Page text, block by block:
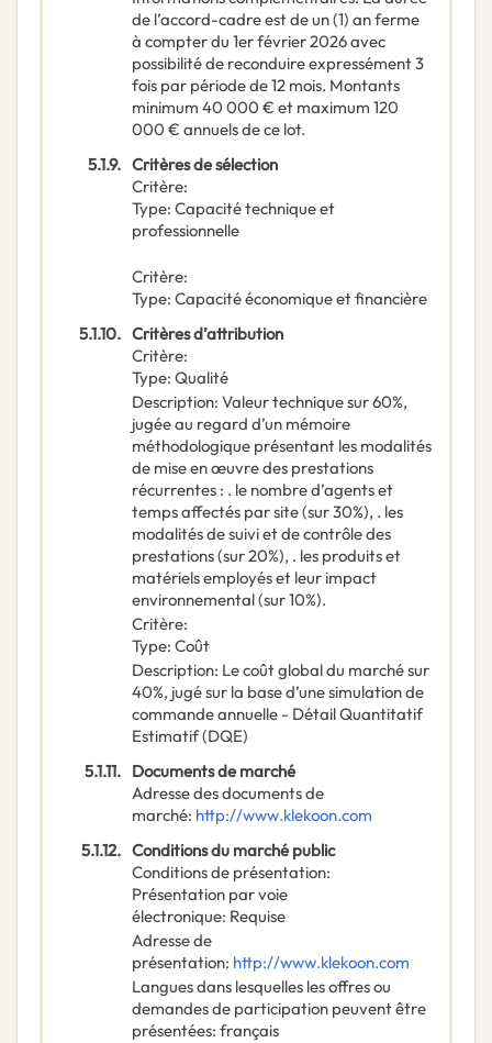
de l’accord-cadre est de un (1) an ferme
à compter du 1er février 2026 avec
possibilité de reconduire expressément 3
fois par période de 12 mois. Montants
minimum 40 000 € et maximum 120
000 € annuels de ce lot.
5.1.9. Critères de sélection
Critère:
Type: Capacité technique et
professionnelle
Critère:
Type: Capacité économique et financière
5.1.10. Critères d’attribution
Critère:
Type: Qualité
Description: Valeur technique sur 60%,
jugée au regard d’un mémoire
méthodologique présentant les modalités
de mise en œuvre des prestations
récurrentes : . le nombre d’agents et
temps affectés par site (sur 30%), . les
modalités de suivi et de contrôle des
prestations (sur 20%), . les produits et
matériels employés et leur impact
environnemental (sur 10%).
Critère:
Type: Coût
Description: Le coût global du marché sur
40%, jugé sur la base d’une simulation de
commande annuelle - Détail Quantitatif
Estimatif (DQE)
5.1.11. Documents de marché
Adresse des documents de
marché: http://www.klekoon.com
5.1.12. Conditions du marché public
Conditions de présentation:
Présentation par voie
électronique: Requise
Adresse de
présentation: http://www.klekoon.com
Langues dans lesquelles les offres ou
demandes de participation peuvent être
présentées: français